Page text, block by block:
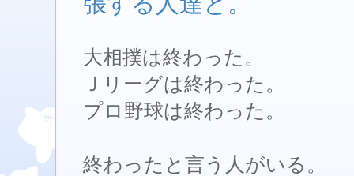
大相撲は終わった。
Ｊリーグは終わった。
プロ野球は終わった。
終わったと言う人がいる。